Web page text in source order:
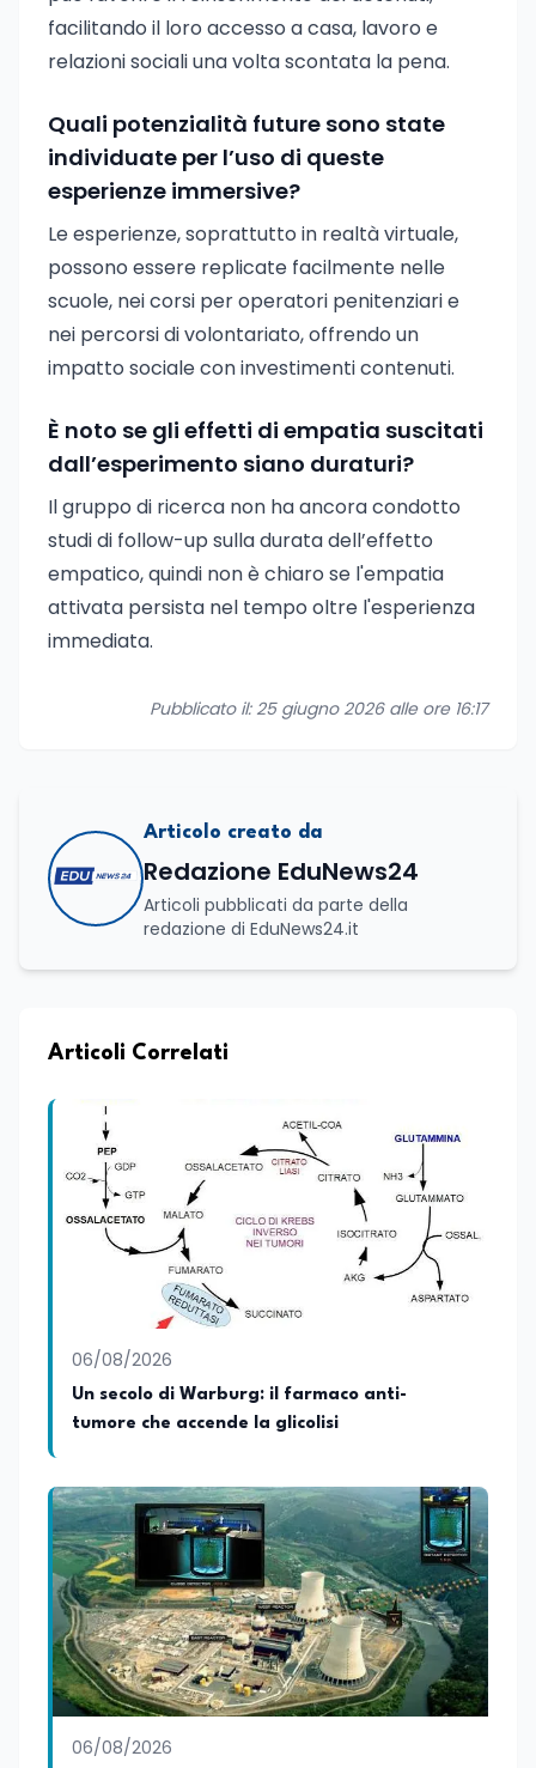
facilitando il loro accesso a casa, lavoro e
relazioni sociali una volta scontata la pena.
Quali potenzialità future sono state
individuate per l’uso di queste
esperienze immersive?
Le esperienze, soprattutto in realtà virtuale,
possono essere replicate facilmente nelle
scuole, nei corsi per operatori penitenziari e
nei percorsi di volontariato, offrendo un
impatto sociale con investimenti contenuti.
È noto se gli effetti di empatia suscitati
dall’esperimento siano duraturi?
Il gruppo di ricerca non ha ancora condotto
studi di follow-up sulla durata dell’effetto
empatico, quindi non è chiaro se l'empatia
attivata persista nel tempo oltre l'esperienza
immediata.
Pubblicato il: 25 giugno 2026 alle ore 16:17
Articolo creato da
Redazione EduNews24
Articoli pubblicati da parte della
redazione di EduNews24.it
Articoli Correlati
06/08/2026
Un secolo di Warburg: il farmaco anti-
tumore che accende la glicolisi
06/08/2026